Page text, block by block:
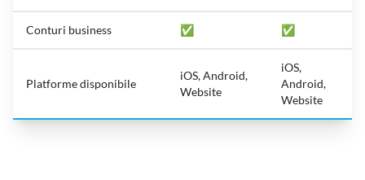
Conturi business ✅ ✅
Platforme disponibile
iOS, Android,
Website
iOS,
Android,
Website